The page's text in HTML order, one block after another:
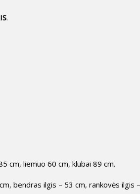
.
cm, liemuo 60 cm, klubai 89 cm.
bendras ilgis – 53 cm, rankovės ilgis